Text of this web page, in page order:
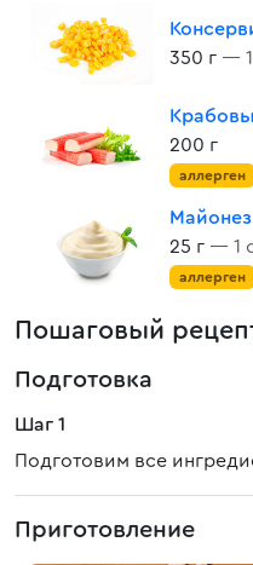
350 г — 1
200 г
аллерген
Майонез
25 г — 1
аллерген
Пошаговый
Подготовка
Шаг 1
Подготовим все
Приготовление